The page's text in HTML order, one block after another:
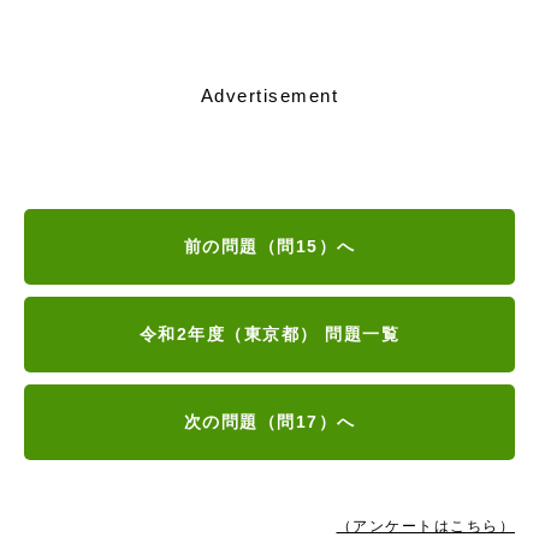
Advertisement
前の問題（問15）へ
令和2年度（東京都） 問題一覧
次の問題（問17）へ
（アンケートはこちら）